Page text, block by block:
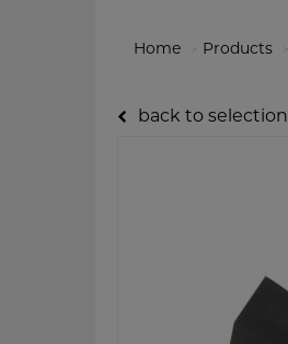
Home Products
back to selection